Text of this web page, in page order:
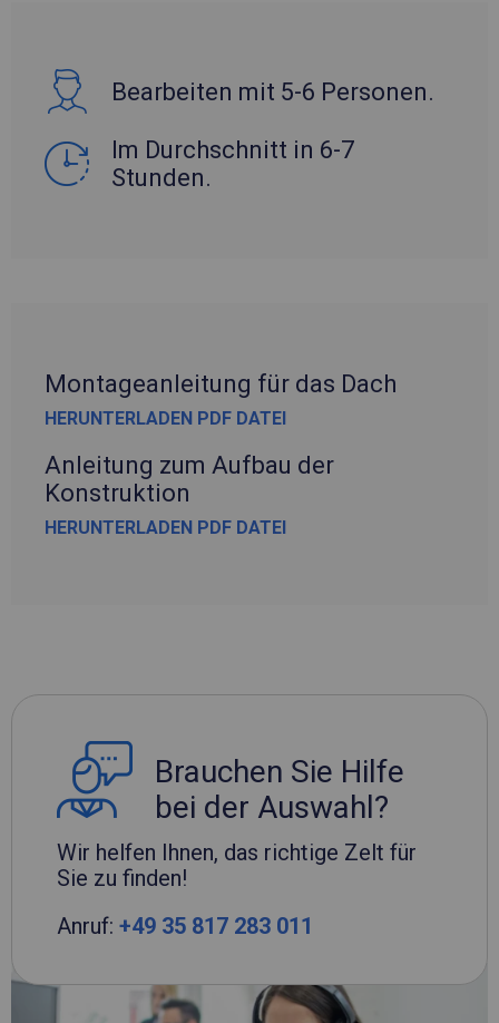
Bearbeiten mit 5-6 Personen.
Im Durchschnitt in 6-7
Stunden.
Montageanleitung für das Dach
HERUNTERLADEN PDF DATEI
Anleitung zum Aufbau der
Konstruktion
HERUNTERLADEN PDF DATEI
Brauchen Sie Hilfe
bei der Auswahl?
Wir helfen Ihnen, das richtige Zelt für
Sie zu finden!
Anruf: +49 35 817 283 011